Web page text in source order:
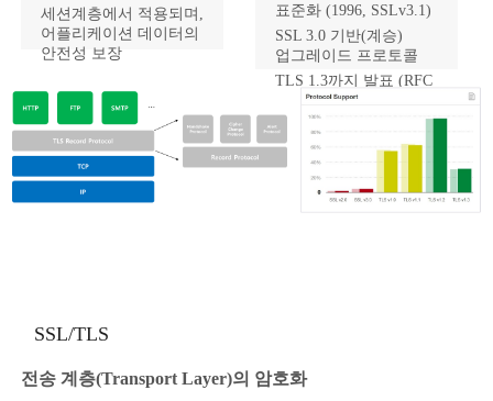
세션계층에서 적용되며,
어플리케이션 데이터의
안전성 보장
RFC 6176) , SSL 3.0
deprecated(`15, RFC 7568)
표준화 (1996, SSLv3.1)
SSL 3.0 기반(계승)
업그레이드 프로토콜
TLS 1.3까지 발표 (RFC
8446, 2018.08)
SSL/TLS
전송 계층(Transport Layer)의 암호화